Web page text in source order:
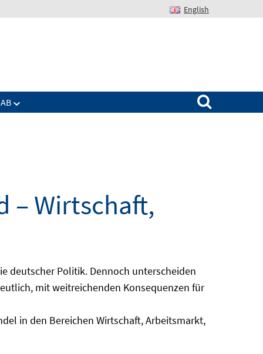
English
Suchen nach:
– Wirtschaft,
deutscher Politik. Dennoch unterscheiden
mit weitreichenden Konsequenzen für
in den Bereichen Wirtschaft, Arbeitsmarkt,